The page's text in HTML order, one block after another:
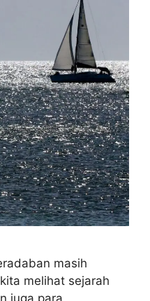
masih
melihat sejarah